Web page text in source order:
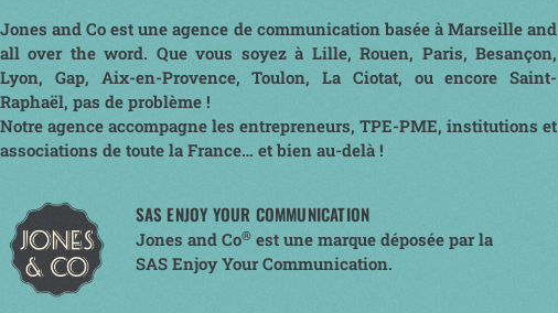
Jones and Co est une agence de communication basée à Marseille and
all over the word. Que vous soyez à Lille, Rouen, Paris, Besançon,
Lyon, Gap, Aix-en-Provence, Toulon, La Ciotat, ou encore Saint-
Raphaël, pas de problème !
Notre agence accompagne les entrepreneurs, TPE-PME, institutions et
associations de toute la France… et bien au-delà !
SAS ENJOY YOUR COMMUNICATION
Jones and Co®est une marque déposée par la
SAS Enjoy Your Communication.